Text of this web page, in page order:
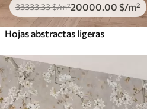
33333.33$/m²20000.00 $/m²
Hojas abstractas ligeras